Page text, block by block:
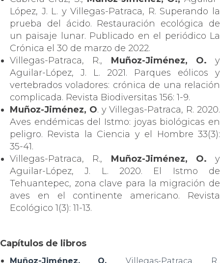
López, J. L. y Villegas-Patraca, R. Superando la
prueba del ácido. Restauración ecológica de
un paisaje lunar. Publicado en el periódico La
Crónica el 30 de marzo de 2022.
Villegas-Patraca, R., Muñoz-Jiménez, O. y
Aguilar-López, J. L. 2021. Parques eólicos y
vertebrados voladores: crónica de una relación
complicada. Revista Biodiversitas 156: 1-9.
Muñoz-Jiménez, O. y Villegas-Patraca, R. 2020.
Aves endémicas del Istmo: joyas biológicas en
peligro. Revista la Ciencia y el Hombre 33(3):
35-41.
Villegas-Patraca, R., Muñoz-Jiménez, O. y
Aguilar-López, J. L. 2020. El Istmo de
Tehuantepec, zona clave para la migración de
aves en el continente americano. Revista
Ecológico 1(3): 11-13.
Capítulos de libros
Muñoz-Jiménez, O. , Villegas-Patraca, R.,